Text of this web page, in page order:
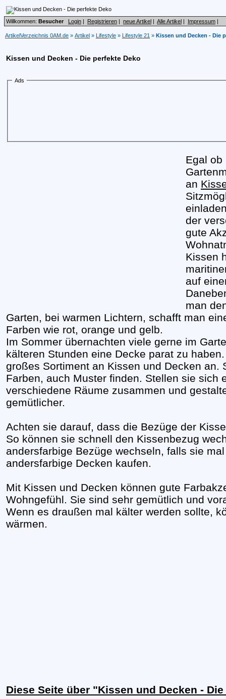
Willkommen: Besucher Login | Registrieren | neue Artikel | Alle Artikel | Impressum |
ArtikelVerzeichnis 0AM.de » Artikel » Lifestyle » Lifestyle 21 » Kissen und Decken - Die
Kissen und Decken - Die perfekte Deko
Ads
Egal ob
an
der
gute
Kissen
auf
man
Garten, bei warmen Lichtern, schafft man
Farben wie rot, orange und gelb.
Im Sommer übernachten viele gerne im
kälteren Stunden eine Decke parat zu
großes Sortiment an Kissen und Decken an.
Farben, auch Muster finden. Stellen sie sich
verschiedene Räume zusammen und
gemütlicher.
Achten sie darauf, dass die Bezüge der
So können sie schnell den Kissenbezug
andersfarbige Bezüge wechseln, falls sie
andersfarbige Decken kaufen.
Mit Kissen und Decken können gute
Wohngefühl. Sie sind sehr gemütlich und
Wenn es draußen mal kälter werden sollte,
wärmen.
Diese Seite über "Kissen und Decken -